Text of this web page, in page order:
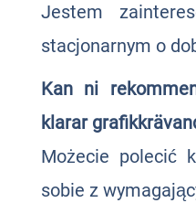
Jestem
stacjonarnym o
Kan ni
klarar
Możecie polecić
sobie z